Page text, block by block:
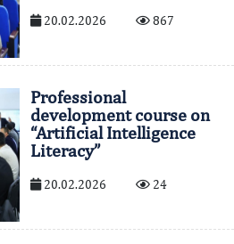
20.02.2026 867
Professional
development course on
“Artificial Intelligence
Literacy”
20.02.2026 24